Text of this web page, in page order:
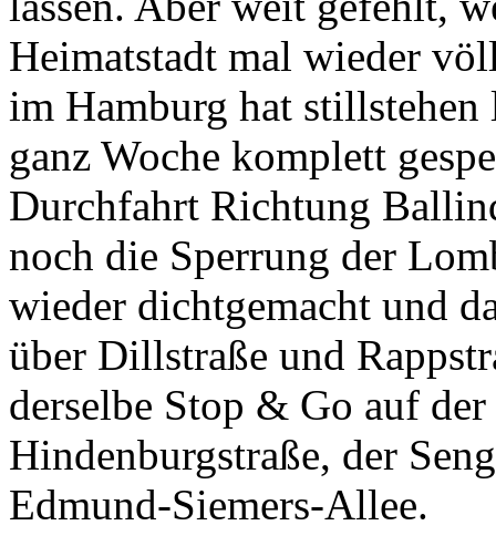
Heimatstadt mal wieder
im Hamburg hat
ganz Woche komplett
Durchfahrt Richtung
noch die Sperrung der
wieder dichtgemacht und
über Dillstraße und
derselbe Stop & Go auf
Hindenburgstraße, der
Edmund-Siemers-Allee.